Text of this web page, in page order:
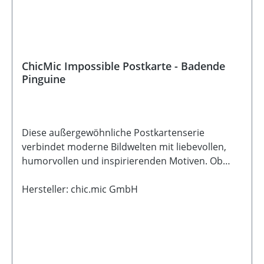
ChicMic Impossible Postkarte - Badende
Pinguine
Diese außergewöhnliche Postkartenserie
verbindet moderne Bildwelten mit liebevollen,
humorvollen und inspirierenden Motiven. Ob
- jede Karte erzählt ihre ganz eigene kleine
Hersteller: chic.mic GmbH